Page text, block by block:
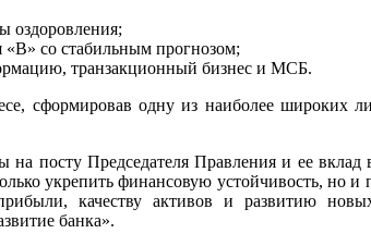
оздоровления;
со стабильным прогнозом;
транзакционный бизнес и МСБ.
сформировав одну из наиболее широких
посту Председателя Правления и ее
укрепить финансовую устойчивость, но
качеству активов и развитию
банка».